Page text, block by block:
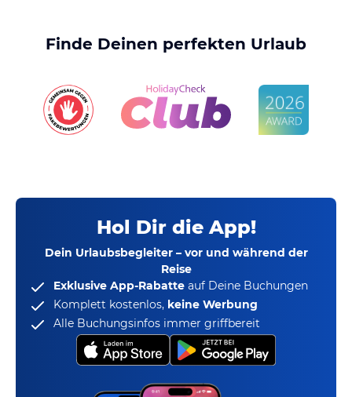
Finde Deinen perfekten Urlaub
Hol Dir die App!
Dein Urlaubsbegleiter – vor und während der
Reise
Exklusive App-Rabatte auf Deine Buchungen
Komplett kostenlos, keine Werbung
Alle Buchungsinfos immer griffbereit